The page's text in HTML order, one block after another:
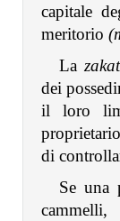
capitale
meritorio
La zakat
dei
il loro
di
Se una